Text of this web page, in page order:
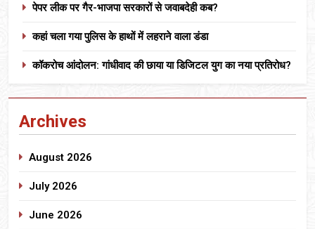
पेपर लीक पर गैर-भाजपा सरकारों से जवाबदेही कब?
कहां चला गया पुलिस के हाथों में लहराने वाला डंडा
कॉकरोच आंदोलन: गांधीवाद की छाया या डिजिटल युग का नया प्रतिरोध?
Archives
August 2026
July 2026
June 2026